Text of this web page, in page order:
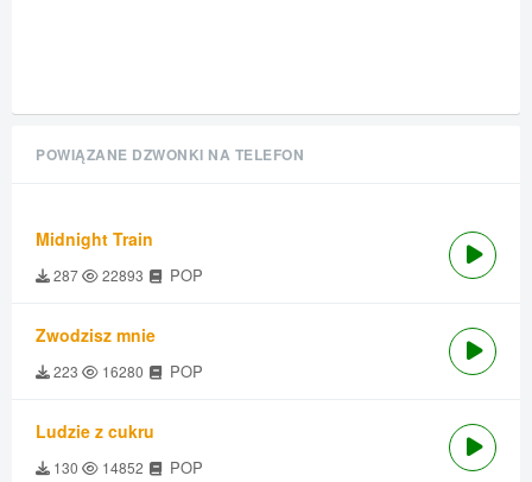
POWIĄZANE DZWONKI NA TELEFON
Midnight Train
287 22893 POP
Zwodzisz mnie
223 16280 POP
Ludzie z cukru
130 14852 POP